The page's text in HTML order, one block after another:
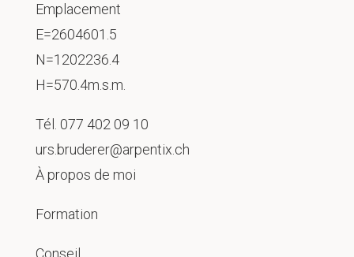
Emplacement
E=2604601.5
N=1202236.4
H=570.4m.s.m.
Tél. 077 402 09 10
urs.bruderer@arpentix.ch
À propos de moi
Formation
Conseil